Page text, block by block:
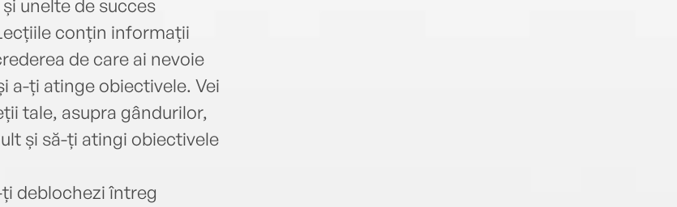
unelte de succes
conțin informații
de care ai nevoie
a-ți atinge obiectivele. Vei
tale, asupra gândurilor,
și să-ți atingi obiectivele
deblochezi întreg